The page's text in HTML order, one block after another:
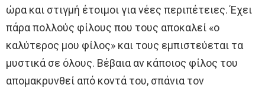
ώρα και στιγμή έτοιμοι για νέες περιπέτειες. Έχει
πάρα πολλούς φίλους που τους αποκαλεί «ο
καλύτερος μου φίλος» και τους εμπιστεύεται τα
μυστικά σε όλους. Βέβαια αν κάποιος φίλος του
απομακρυνθεί από κοντά του, σπάνια τον